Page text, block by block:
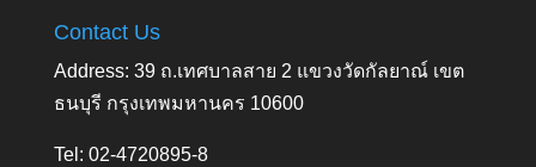
Contact Us
Address: 39 ถ.เทศบาลสาย 2 แขวงวัดกัลยาณ์ เขต
ธนบุรี กรุงเทพมหานคร 10600
Tel: 02-4720895-8